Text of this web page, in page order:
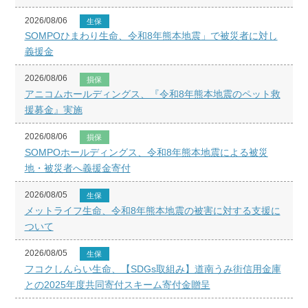
2026/08/06 生保
SOMPOひまわり生命、令和8年熊本地震」で被災者に対し
義援金
2026/08/06 損保
アニコムホールディングス、『令和8年熊本地震のペット救
援募金』実施
2026/08/06 損保
SOMPOホールディングス、令和8年熊本地震による被災
地・被災者へ義援金寄付
2026/08/05 生保
メットライフ生命、令和8年熊本地震の被害に対する支援に
ついて
2026/08/05 生保
フコクしんらい生命、【SDGs取組み】道南うみ街信用金庫
との2025年度共同寄付スキーム寄付金贈呈